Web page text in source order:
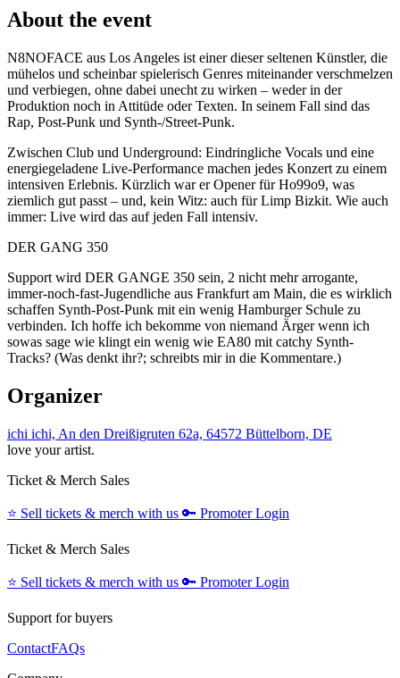
About the event
N8NOFACE aus Los Angeles ist einer dieser seltenen Künstler, die
mühelos und scheinbar spielerisch Genres miteinander verschmelzen
und verbiegen, ohne dabei unecht zu wirken – weder in der
Produktion noch in Attitüde oder Texten. In seinem Fall sind das
Rap, Post-Punk und Synth-/Street-Punk.
Zwischen Club und Underground: Eindringliche Vocals und eine
energiegeladene Live-Performance machen jedes Konzert zu einem
intensiven Erlebnis. Kürzlich war er Opener für Ho99o9, was
ziemlich gut passt – und, kein Witz: auch für Limp Bizkit. Wie auch
immer: Live wird das auf jeden Fall intensiv.
DER GANG 350
Support wird DER GANGE 350 sein, 2 nicht mehr arrogante,
immer-noch-fast-Jugendliche aus Frankfurt am Main, die es wirklich
schaffen Synth-Post-Punk mit ein wenig Hamburger Schule zu
verbinden. Ich hoffe ich bekomme von niemand Ärger wenn ich
sowas sage wie klingt ein wenig wie EA80 mit catchy Synth-
Tracks? (Was denkt ihr?; schreibts mir in die Kommentare.)
Organizer
ichi ichi, An den Dreißigruten 62a, 64572 Büttelborn, DE
love your artist.
Ticket & Merch Sales
⭐️ Sell tickets & merch with us 🔑 Promoter Login
Ticket & Merch Sales
⭐️ Sell tickets & merch with us 🔑 Promoter Login
Support for buyers
ContactFAQs